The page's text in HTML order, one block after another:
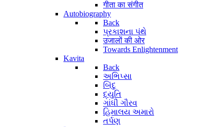
गीता का संगीत
Autobiography
Back
પ્રકાશના પંથે
उजालों की ओर
Towards Enlightenment
Kavita
Back
અભિપ્સા
બિંદુ
દ્યુતિ
ગાંધી ગૌરવ
હિમાલય અમારો
તર્પણ